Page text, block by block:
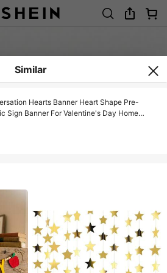
Similar
Hearts Banner Heart Shape Pre-
Sign Banner For Valentine's Day Home